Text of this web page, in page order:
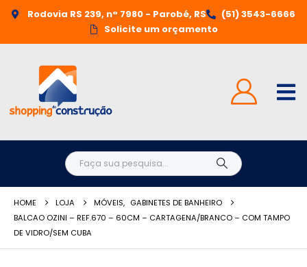
Rodovia RS 239, n° 7980 - Parobé, RS
(51) 3543-6666
Solicite um orçamento
HOME LOJA MÓVEIS, GABINETES DE BANHEIRO
BALCAO OZINI – REF.670 – 60CM – CARTAGENA/BRANCO – COM TAMPO
DE VIDRO/SEM CUBA